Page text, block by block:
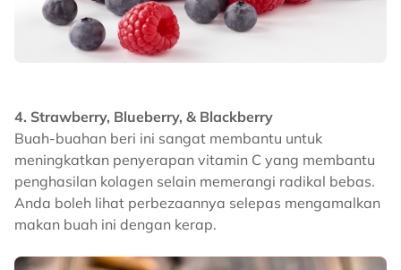
4. Strawberry, Blueberry, & Blackberry
Buah-buahan beri ini sangat membantu untuk
meningkatkan penyerapan vitamin C yang membantu
penghasilan kolagen selain memerangi radikal bebas.
Anda boleh lihat perbezaannya selepas mengamalkan
makan buah ini dengan kerap.